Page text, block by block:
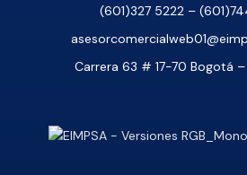
(601)327 5222 –
Carrera 63 # 17-70 Bogotá